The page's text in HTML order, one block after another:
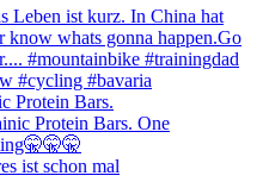
Protein Bars.
ist schon mal